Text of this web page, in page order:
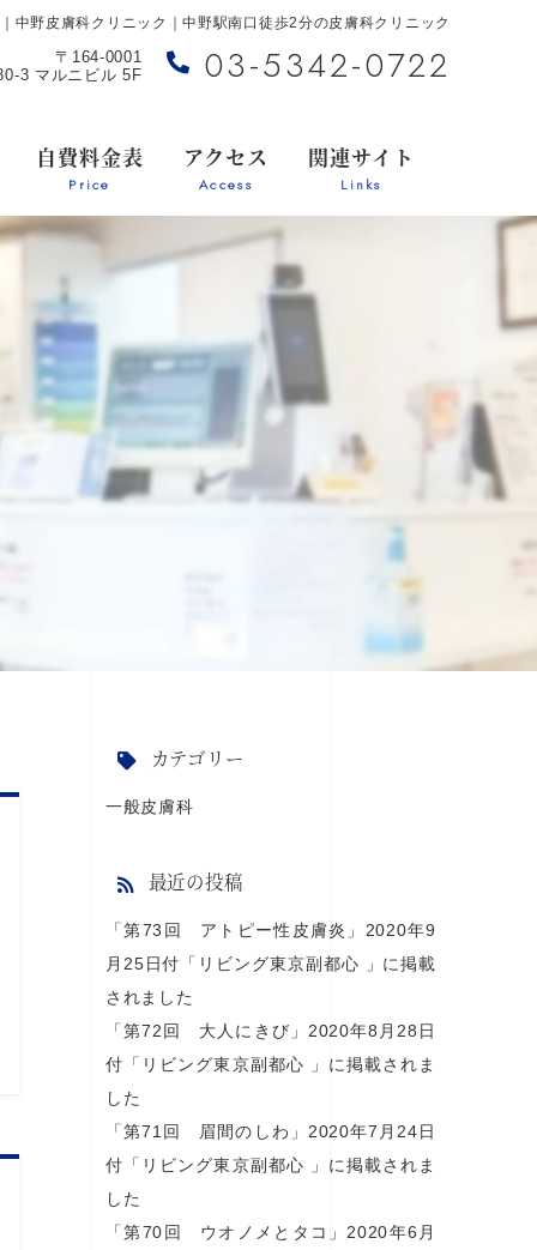
中野皮膚科クリニック｜中野駅南口徒歩2分の皮膚科クリニック
〒164-0001
3 マルニビル 5F
03-5342-0722
自費料金表
Price
アクセス
Access
関連サイト
Links
カテゴリー
一般皮膚科
最近の投稿
「第73回 アトピー性皮膚炎」2020年9
月25日付「リビング東京副都心 」に掲載
されました
「第72回 大人にきび」2020年8月28日
付「リビング東京副都心 」に掲載されま
した
「第71回 眉間のしわ」2020年7月24日
付「リビング東京副都心 」に掲載されま
した
「第70回 ウオノメとタコ」2020年6月